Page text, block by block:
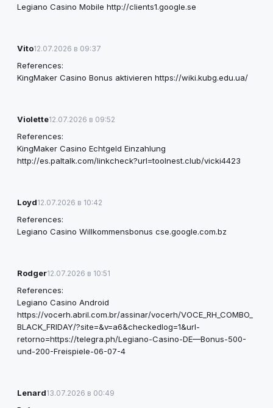
Legiano Casino Mobile http://clients1.google.se
Vito12.07.2026 в 09:37
References:
KingMaker Casino Bonus aktivieren https://wiki.kubg.edu.ua/
Violette12.07.2026 в 09:52
References:
KingMaker Casino Echtgeld Einzahlung
http://es.paltalk.com/linkcheck?url=toolnest.club/vicki4423
Loyd12.07.2026 в 10:42
References:
Legiano Casino Willkommensbonus cse.google.com.bz
Rodger12.07.2026 в 10:51
References:
Legiano Casino Android
https://vocerh.abril.com.br/assinar/vocerh/VOCE_RH_COMBO_
BLACK_FRIDAY/?site=&v=a6&checkedlog=1&url-
retorno=https://telegra.ph/Legiano-Casino-DE—Bonus-500-
und-200-Freispiele-06-07-4
Lenard13.07.2026 в 00:49